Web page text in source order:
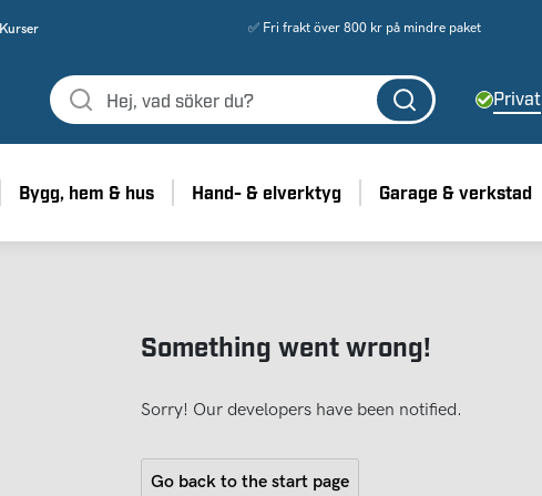
Kurser ✅ Fri frakt över 800 kr på mindre paket
Privat
Bygg, hem & hus Hand- & elverktyg Garage & verkstad
Something went wrong!
Sorry! Our developers have been notified.
Go back to the start page